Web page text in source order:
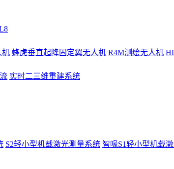
机 蜂虎垂直起降固定翼无人机 R4M测绘无人机
实时二三维重建系统
S2轻小型机载激光测量系统 智喙S1轻小型机载